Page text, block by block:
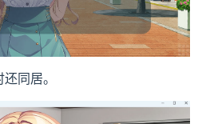
同居。